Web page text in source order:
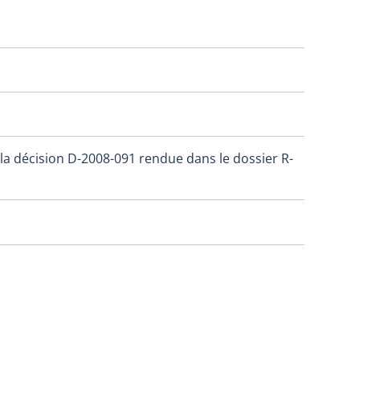
décision D-2008-091 rendue dans le dossier R-